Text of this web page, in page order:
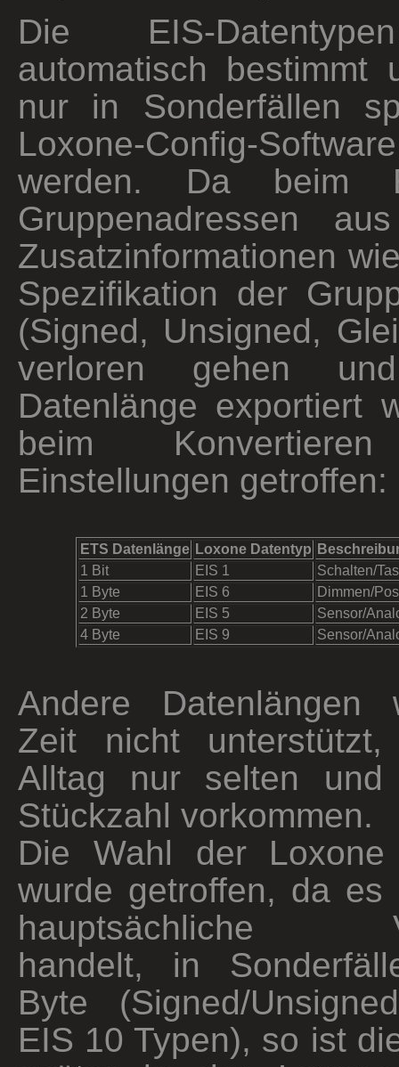
Die EIS-
automatisch bestimmt
nur in Sonderfällen
Loxone-Config-
werden. Da beim
Gruppenadressen
Zusatzinformationen
Spezifikation der
(Signed, Unsigned,
verloren gehen
Datenlänge exportiert
beim
Einstellungen getroffen:
ETS Datenlänge Loxone Datentyp
1 Bit
EIS 1
Schalten/
1 Byte
EIS 6
Dimmen/
2 Byte
EIS 5
Sensor/
4 Byte
EIS 9 Sensor/
Andere Datenlängen
Zeit nicht
Alltag nur selten und
Stückzahl vorkommen.
Die Wahl der Loxone
wurde getroffen, da
hauptsächliche
handelt, in
Byte (Signed/
EIS 10 Typen), so ist